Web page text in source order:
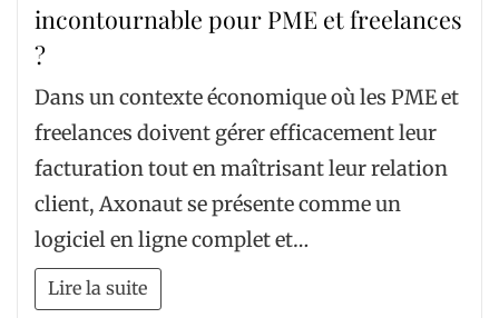
incontournable pour PME et freelances
?
Dans un contexte économique où les PME et
freelances doivent gérer efficacement leur
facturation tout en maîtrisant leur relation
client, Axonaut se présente comme un
logiciel en ligne complet et…
Lire la suite